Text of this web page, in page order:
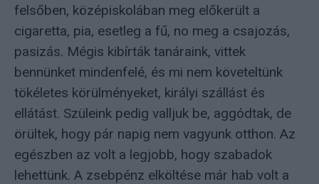
felsőben, középiskolában meg előkerült a
cigaretta, pia, esetleg a fű, no meg a csajozás,
pasizás. Mégis kibírták tanáraink, vittek
bennünket mindenfelé, és mi nem követeltünk
tökéletes körülményeket, királyi szállást és
ellátást. Szüleink pedig valljuk be, aggódtak, de
örültek, hogy pár napig nem vagyunk otthon. Az
egészben az volt a legjobb, hogy szabadok
lehettünk. A zsebpénz elköltése már hab volt a